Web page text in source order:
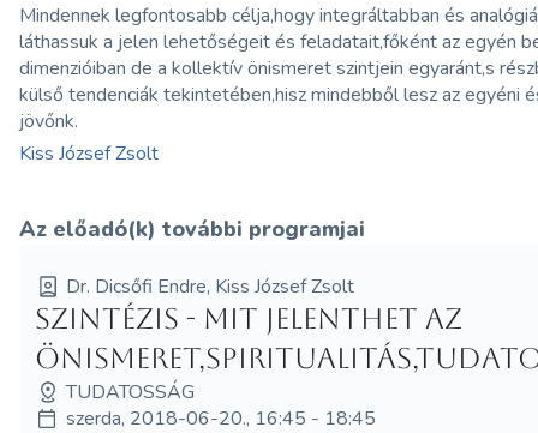
Mindennek legfontosabb célja,hogy integráltabban és
láthassuk a jelen lehetőségeit és feladatait,főként az egyén
dimenzióiban de a kollektív önismeret szintjein egyaránt,s
külső tendenciák tekintetében,hisz mindebből lesz az egyéni
jövőnk.
Kiss József Zsolt
Az előadó(k) további programjai
Dr. Dicsőfi Endre, Kiss József Zsolt
Szintézis - Mit jelenthet az
TUDATOSSÁG
szerda, 2018-06-20., 16:45 - 18:45